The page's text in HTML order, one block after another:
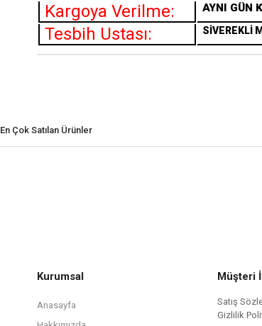
Kargoya Verilme: AYNI GÜN
Tesbih Ustası: SİVEREKLİ
En Çok Satılan Ürünler
Kurumsal
Anasayfa
Müşteri
Satış
Gizlilik